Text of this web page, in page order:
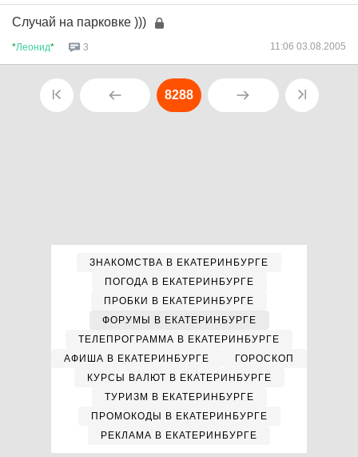
Случай на парковке )))
*Леонид* 3 11:06 03.08.2005
8288
ЗНАКОМСТВА В ЕКАТЕРИНБУРГЕ
ПОГОДА В ЕКАТЕРИНБУРГЕ
ПРОБКИ В ЕКАТЕРИНБУРГЕ
ФОРУМЫ В ЕКАТЕРИНБУРГЕ
ТЕЛЕПРОГРАММА В ЕКАТЕРИНБУРГЕ
АФИША В ЕКАТЕРИНБУРГЕ
ГОРОСКОП
КУРСЫ ВАЛЮТ В ЕКАТЕРИНБУРГЕ
ТУРИЗМ В ЕКАТЕРИНБУРГЕ
ПРОМОКОДЫ В ЕКАТЕРИНБУРГЕ
РЕКЛАМА В ЕКАТЕРИНБУРГЕ